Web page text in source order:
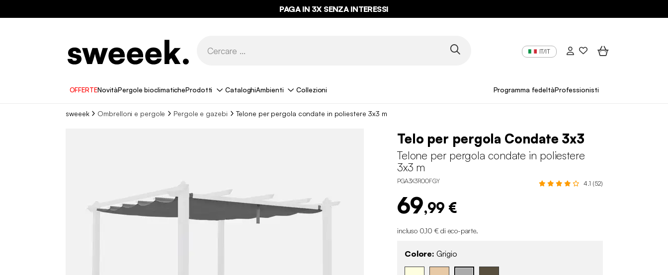
PAGA IN 3X SENZA INTERESSI
IT/IT
OFFERTENovitàPergole bioclimaticheProdotti CataloghiAmbienti Collezioni Programma fedeltàProfessionisti
sweeek Ombrelloni e pergole Pergole e gazebi Telone per pergola condate in poliestere 3x3 m
Telo per pergola Condate 3x3
Telone per pergola condate in poliestere
3x3 m
PGA3X3ROOFGY 4.1 (52)
69,99 €
incluso 0,10 € di eco-parte.
Colore: Grigio